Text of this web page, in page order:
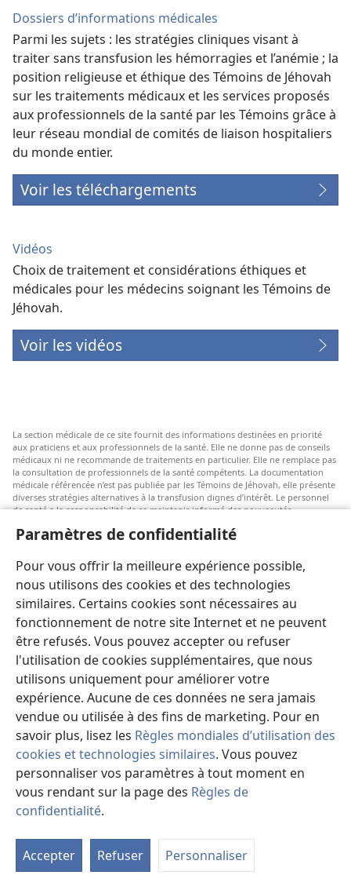
Paramètres de confidentialité
Pour vous offrir la meilleure expérience possible,
nous utilisons des cookies et des technologies
similaires. Certains cookies sont nécessaires au
fonctionnement de notre site Internet et ne peuvent
être refusés. Vous pouvez accepter ou refuser
l'utilisation de cookies supplémentaires, que nous
utilisons uniquement pour améliorer votre
expérience. Aucune de ces données ne sera jamais
vendue ou utilisée à des fins de marketing. Pour en
savoir plus, lisez les Règles mondiales d’utilisation des
cookies et technologies similaires. Vous pouvez
personnaliser vos paramètres à tout moment en
vous rendant sur la page des Règles de
confidentialité.
Accepter Refuser Personnaliser
Dossiers d’informations médicales
Parmi les sujets : les stratégies cliniques visant à
traiter sans transfusion les hémorragies et l’anémie ; la
position religieuse et éthique des Témoins de Jéhovah
sur les traitements médicaux et les services proposés
aux professionnels de la santé par les Témoins grâce à
leur réseau mondial de comités de liaison hospitaliers
du monde entier.
Voir les téléchargements
Vidéos
Choix de traitement et considérations éthiques et
médicales pour les médecins soignant les Témoins de
Jéhovah.
Voir les vidéos
La section médicale de ce site fournit des informations destinées en priorité
aux praticiens et aux professionnels de la santé. Elle ne donne pas de conseils
médicaux ni ne recommande de traitements en particulier. Elle ne remplace pas
la consultation de professionnels de la santé compétents. La documentation
médicale référencée n’est pas publiée par les Témoins de Jéhovah, elle présente
diverses stratégies alternatives à la transfusion dignes d’intérêt. Le personnel
de santé a la responsabilité de se maintenir informé des nouveautés
à faire des choix selon leur état de santé, leurs souhaits, leurs valeurs et leurs
acceptées par tous.
Patients : Consultez systématiquement votre médecin, ou tout autre
professionnel de la santé qualifié, pour être conseillé par rapport à un
problème médical ou à un traitement. Adressez-vous à un médecin si vous
pensez être malade.
L’utilisation de ce site est régie par les conditions d’utilisation.
Paramètres d'apparence
Copyright© 2026 Watch Tower Bible and Tract Society of Pennsylvania.
CONDITIONS D’UTILISATION
PARAMÈTRES DE CONFIDENTIALITÉ